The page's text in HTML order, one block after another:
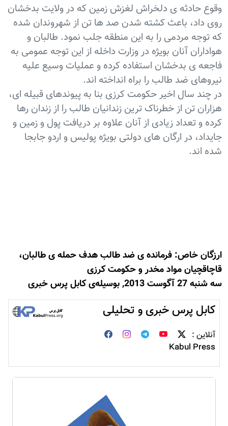
وقوع حادثه ی دلخراش لغزش زمین که در ولایت بدخشان
روی داد، باعث کشته شدن صد ها تن از شهروندان شده
که توجه مردمی را به این منطقه جلب نمود. طالبان و
هواداران آنان بويژه در وزارت داخله از این توجه عمومی به
فاجعه ی بدخشان استفاده کرده و عملیات وسیع علیه
نیروهای ضد طالب را براه انداخته اند.
در چند سال اخیر حکومت کرزی بنا به پیوندهای قبیله ای،
هزاران تن از خطرناک ترین زندانیان طالب را از زندان رها
کرده و تعداد زیادی از آنان علاوه بر دریافت پول و زمین و
جایداد، در ارگان های دولتی بويژه پولیس و اردو جابجا
شده اند.
ارزگان خاص: فرمانده ی ضد طالب هدف حمله ی طالبان،
قاچاقچیان مواد مخدر و حکومت کرزی
سه شنبه 27 آگوست 2013, بوسيله‌ى کابل پرس خبری
کابل پرس خبری و تحلیلی
آنلاین :
Kabul Press